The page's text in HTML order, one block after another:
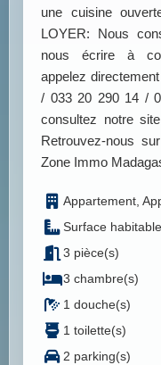
une cuisine
LOYER: Nous
nous écrire à
appelez
/ 033 20 290 14 /
consultez notre
Retrouvez-nous
Zone Immo
Appartement,
Surface
3 pièce(s)
3 chambre(s)
1 douche(s)
1 toilette(s)
2 parking(s)